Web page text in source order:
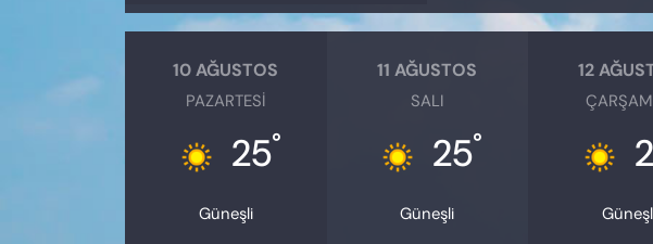
10 AĞUSTOS
PAZARTESI
25°
Güneşli
11 AĞUSTOS
SALI
25°
Güneşli
12
VAN VE DİYARBAKIR HABERLERİ